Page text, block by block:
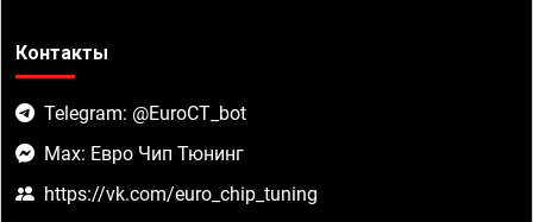
Контакты
Telegram: @EuroCT_bot
Max: Евро Чип Тюнинг
https://vk.com/euro_chip_tuning